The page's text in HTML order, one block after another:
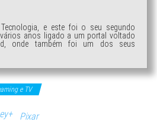
e este foi o seu segundo
anos ligado a um portal voltado
onde também foi um dos seus
e TV
Pixar